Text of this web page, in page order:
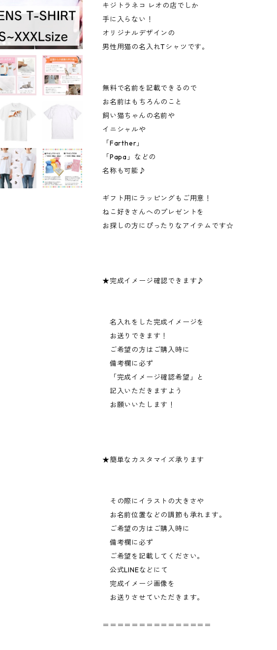
キジトラネコ レオの店でしか
手に入らない！
オリジナルデザインの
男性用猫の名入れTシャツです。
無料で名前を記載できるので
お名前はもちろんのこと
飼い猫ちゃんの名前や
イニシャルや
「Farther」
「Papa」などの
名称も可能♪
ギフト用にラッピングもご用意！
ねこ好きさんへのプレゼントを
お探しの方にぴったりなアイテムです☆
★完成イメージ確認できます♪
名入れをした完成イメージを
お送りできます！
ご希望の方はご購入時に
備考欄に必ず
「完成イメージ確認希望」と
記入いただきますよう
お願いいたします！
★簡単なカスタマイズ承ります
その際にイラストの大きさや
お名前位置などの調節も承れます。
ご希望の方はご購入時に
備考欄に必ず
ご希望を記載してください。
公式LINEなどにて
完成イメージ画像を
お送りさせていただきます。
＝＝＝＝＝＝＝＝＝＝＝＝＝＝＝